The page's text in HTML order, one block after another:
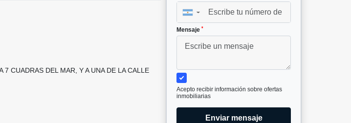
CUADRAS DEL MAR, Y A UNA DE LA CALLE
▼
Mensaje *
Acepto recibir información sobre ofertas
inmobiliarias
Enviar mensaje